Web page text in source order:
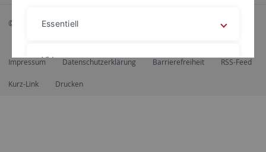
© 2026 Eberhard Karls Universität Tübingen, Tübingen
Impressum Datenschutzerklärung Barrierefreiheit RSS-Feed
Kurz-Link Drucken
Essentiell
Videos